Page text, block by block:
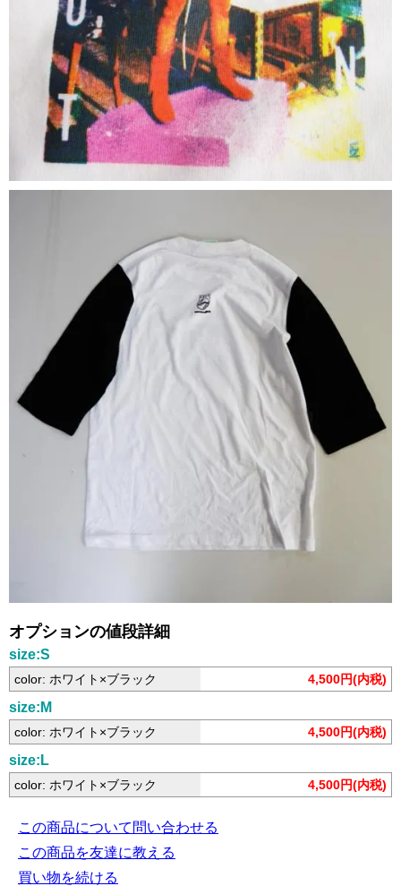
オプションの値段詳細
size:S
color: ホワイト×ブラック 4,500円(内税)
size:M
color: ホワイト×ブラック 4,500円(内税)
size:L
color: ホワイト×ブラック 4,500円(内税)
この商品について問い合わせる
この商品を友達に教える
買い物を続ける